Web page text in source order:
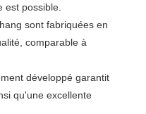
est possible.
sont fabriquées en
comparable à
développé garantit
qu'une excellente